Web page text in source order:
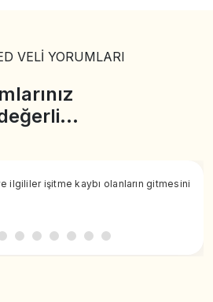
VELİ YORUMLARI
ilgililer işitme kaybı olanların gitmesini